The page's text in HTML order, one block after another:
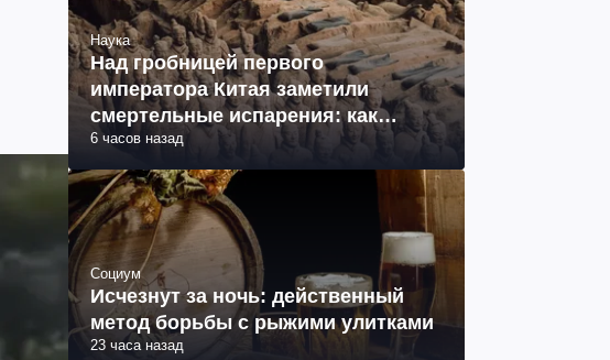
Наука
Над гробницей первого
императора Китая заметили
смертельные испарения: как
образовались (фото)
6 часов назад
Социум
Исчезнут за ночь: действенный
метод борьбы с рыжими улитками
23 часа назад